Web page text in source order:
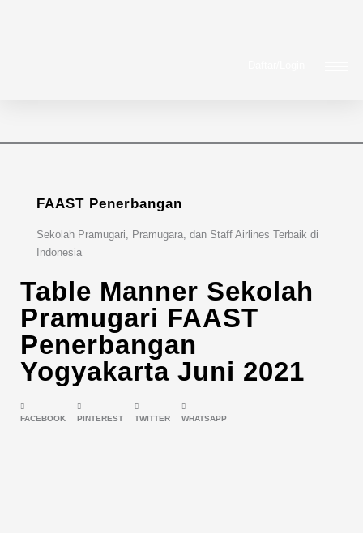
FAAST Penerbangan
Sekolah Pramugari, Pramugara, dan Staff Airlines Terbaik di
Indonesia
Table Manner Sekolah
Pramugari FAAST
Penerbangan
Yogyakarta Juni 2021
FACEBOOK PINTEREST TWITTER WHATSAPP